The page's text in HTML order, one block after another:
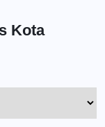
Kota